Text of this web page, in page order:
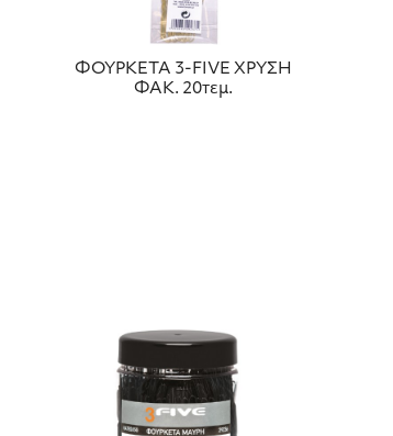
ΦΟΥΡΚΕΤΑ 3-FIVE ΧΡΥΣΗ
ΦΑΚ. 20τεμ.